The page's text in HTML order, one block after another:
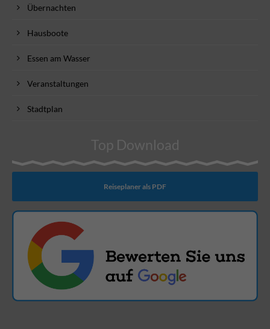
Übernachten
Hausboote
Essen am Wasser
Veranstaltungen
Stadtplan
Top Download
Reiseplaner als PDF